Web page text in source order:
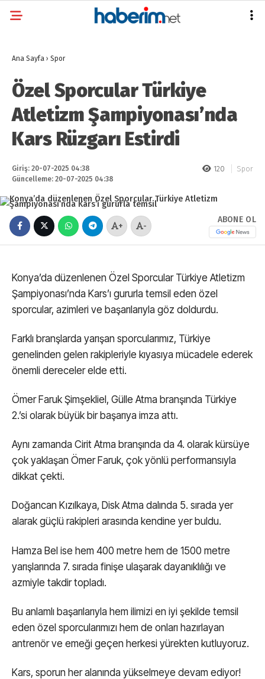
Ana Sayfa › Spor
Özel Sporcular Türkiye
Atletizm Şampiyonası’nda
Kars Rüzgarı Estirdi
Giriş: 20-07-2025 04:38
Güncelleme: 20-07-2025 04:38
120 Spor
+ -
ABONE OL
Konya’da düzenlenen Özel Sporcular Türkiye Atletizm
Şampiyonası’nda Kars’ı gururla temsil eden özel
sporcular, azimleri ve başarılarıyla göz doldurdu.
Farklı branşlarda yarışan sporcularımız, Türkiye
genelinden gelen rakipleriyle kıyasıya mücadele ederek
önemli dereceler elde etti.
Ömer Faruk Şimşekliel, Gülle Atma branşında Türkiye
2.’si olarak büyük bir başarıya imza attı.
Aynı zamanda Cirit Atma branşında da 4. olarak kürsüye
çok yaklaşan Ömer Faruk, çok yönlü performansıyla
dikkat çekti.
Doğancan Kızılkaya, Disk Atma dalında 5. sırada yer
alarak güçlü rakipleri arasında kendine yer buldu.
Hamza Bel ise hem 400 metre hem de 1500 metre
yarışlarında 7. sırada finişe ulaşarak dayanıklılığı ve
azmiyle takdir topladı.
Bu anlamlı başarılarıyla hem ilimizi en iyi şekilde temsil
eden özel sporcularımızı hem de onları hazırlayan
antrenör ve emeği geçen herkesi yürekten kutluyoruz.
Kars, sporun her alanında yükselmeye devam ediyor!